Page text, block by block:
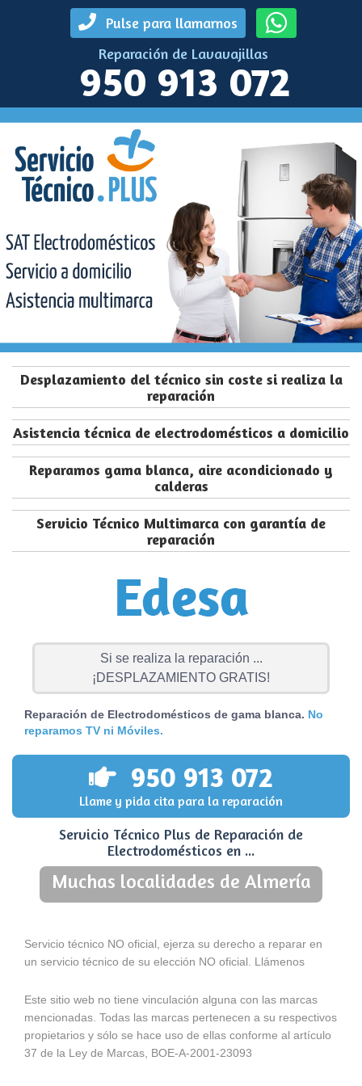
Pulse para llamarnos
Reparación de Lavavajillas
950 913 072
Desplazamiento del técnico sin coste si realiza la
reparación
Asistencia técnica de electrodomésticos a domicilio
Reparamos gama blanca, aire acondicionado y
calderas
Servicio Técnico Multimarca con garantía de
reparación
Si se realiza la reparación ...
¡DESPLAZAMIENTO GRATIS!
Reparación de Electrodomésticos de gama blanca. No
reparamos TV ni Móviles.
950 913 072
Llame y pida cita para la reparación
Servicio Técnico Plus de Reparación de
Electrodomésticos en ...
Muchas localidades de Almería
Servicio técnico NO oficial, ejerza su derecho a reparar en
un servicio técnico de su elección NO oficial. Llámenos
Este sitio web no tiene vinculación alguna con las marcas
mencionadas. Todas las marcas pertenecen a su respectivos
propietarios y sólo se hace uso de ellas conforme al artículo
37 de la Ley de Marcas, BOE-A-2001-23093